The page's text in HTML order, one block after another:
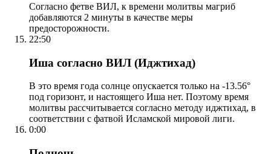
Согласно фетве ВИЛ, к времени молитвы магриб
добавляются 2 минуты в качестве меры
предосторожности.
22:50
Иша согласно ВИЛ (Иджтихад)
В это время года солнце опускается только на -13.56°
под горизонт, и настоящего Иша нет. Поэтому время
молитвы рассчитывается согласно методу иджтихад, в
соответствии с фатвой Исламской мировой лиги.
0:00